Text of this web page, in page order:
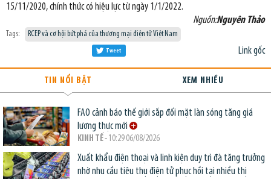
15/11/2020, chính thức có hiệu lực từ ngày 1/1/2022.
Nguồn:Nguyên Thảo
Tags: RCEP và cơ hội bứt phá của thương mại điện tử Việt Nam
Link gốc
Tweet
TIN NỔI BẬT XEM NHIỀU
FAO cảnh báo thế giới sắp đối mặt làn sóng tăng giá
lương thực mới
KINH TẾ- 10:29 06/08/2026
Xuất khẩu điện thoại và linh kiện duy trì đà tăng trưởng
nhờ nhu cầu tiêu thụ điện tử phục hồi tại nhiều thị